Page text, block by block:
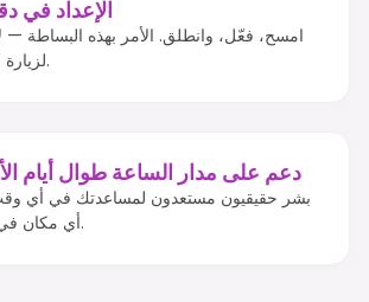
الإعداد في
امسح، فعّل، وانطلق. الأمر بهذه البساطة —
لزيارة المتاجر.
دعم على مدار الساعة طوال أيام
بشر حقيقيون مستعدون لمساعدتك في أي
أي مكان في العالم.